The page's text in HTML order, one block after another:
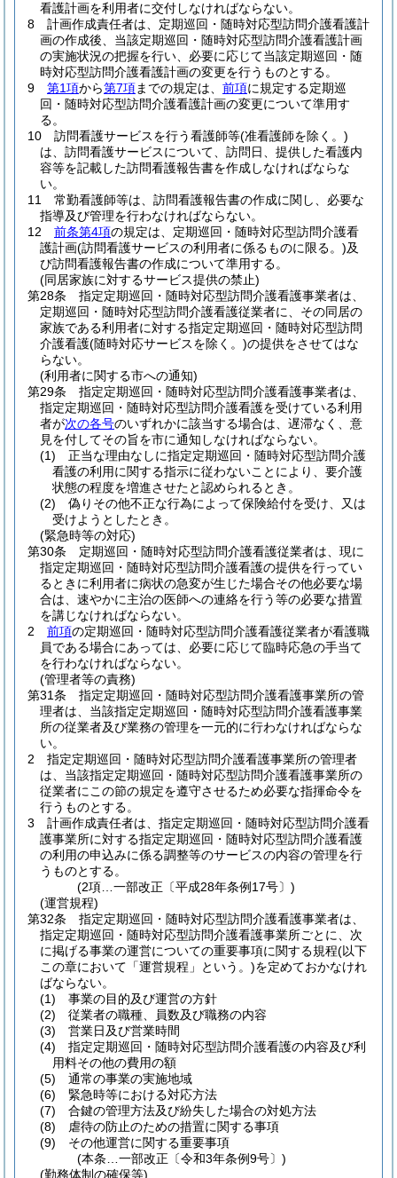
看護計画を利用者に交付しなければならない。
8
計画作成責任者は、定期巡回・随時対応型訪問介護看護計
画の作成後、当該定期巡回・随時対応型訪問介護看護計画
の実施状況の把握を行い、必要に応じて当該定期巡回・随
時対応型訪問介護看護計画の変更を行うものとする。
9
第1項から第7項までの規定は、 前項に規定する定期巡
回・随時対応型訪問介護看護計画の変更について準用す
る。
10
訪問看護サービスを行う看護師等(准看護師を除く。)
は、訪問看護サービスについて、訪問日、提供した看護内
容等を記載した訪問看護報告書を作成しなければならな
い。
11
常勤看護師等は、訪問看護報告書の作成に関し、必要な
指導及び管理を行わなければならない。
12
前条第4項の規定は、定期巡回・随時対応型訪問介護看
護計画(訪問看護サービスの利用者に係るものに限る。)及
び訪問看護報告書の作成について準用する。
(同居家族に対するサービス提供の禁止)
第28条
指定定期巡回・随時対応型訪問介護看護事業者は、
定期巡回・随時対応型訪問介護看護従業者に、その同居の
家族である利用者に対する指定定期巡回・随時対応型訪問
介護看護(随時対応サービスを除く。)の提供をさせてはな
らない。
(利用者に関する市への通知)
第29条
指定定期巡回・随時対応型訪問介護看護事業者は、
指定定期巡回・随時対応型訪問介護看護を受けている利用
者が次の各号のいずれかに該当する場合は、遅滞なく、意
見を付してその旨を市に通知しなければならない。
(1)
正当な理由なしに指定定期巡回・随時対応型訪問介護
看護の利用に関する指示に従わないことにより、要介護
状態の程度を増進させたと認められるとき。
(2)
偽りその他不正な行為によって保険給付を受け、又は
受けようとしたとき。
(緊急時等の対応)
第30条
定期巡回・随時対応型訪問介護看護従業者は、現に
指定定期巡回・随時対応型訪問介護看護の提供を行ってい
るときに利用者に病状の急変が生じた場合その他必要な場
合は、速やかに主治の医師への連絡を行う等の必要な措置
を講じなければならない。
2
前項の定期巡回・随時対応型訪問介護看護従業者が看護職
員である場合にあっては、必要に応じて臨時応急の手当て
を行わなければならない。
(管理者等の責務)
第31条
指定定期巡回・随時対応型訪問介護看護事業所の管
理者は、当該指定定期巡回・随時対応型訪問介護看護事業
所の従業者及び業務の管理を一元的に行わなければならな
い。
2
指定定期巡回・随時対応型訪問介護看護事業所の管理者
は、当該指定定期巡回・随時対応型訪問介護看護事業所の
従業者にこの節の規定を遵守させるため必要な指揮命令を
行うものとする。
3
計画作成責任者は、指定定期巡回・随時対応型訪問介護看
護事業所に対する指定定期巡回・随時対応型訪問介護看護
の利用の申込みに係る調整等のサービスの内容の管理を行
うものとする。
(2項…一部改正〔平成28年条例17号〕)
(運営規程)
第32条
指定定期巡回・随時対応型訪問介護看護事業者は、
指定定期巡回・随時対応型訪問介護看護事業所ごとに、次
に掲げる事業の運営についての重要事項に関する規程(以下
この章において「運営規程」という。)を定めておかなけれ
ばならない。
(1)
事業の目的及び運営の方針
(2)
従業者の職種、員数及び職務の内容
(3)
営業日及び営業時間
(4)
指定定期巡回・随時対応型訪問介護看護の内容及び利
用料その他の費用の額
(5)
通常の事業の実施地域
(6)
緊急時等における対応方法
(7)
合鍵の管理方法及び紛失した場合の対処方法
(8)
虐待の防止のための措置に関する事項
(9)
その他運営に関する重要事項
(本条…一部改正〔令和3年条例9号〕)
(勤務体制の確保等)